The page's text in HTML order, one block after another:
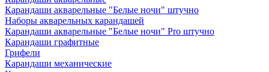
Карандаши акварельные "Белые ночи" штучно
Наборы акварельных карандашей
Карандаши акварельные "Белые ночи" Pro штучно
Карандаши графитные
Грифели
Карандаши механические